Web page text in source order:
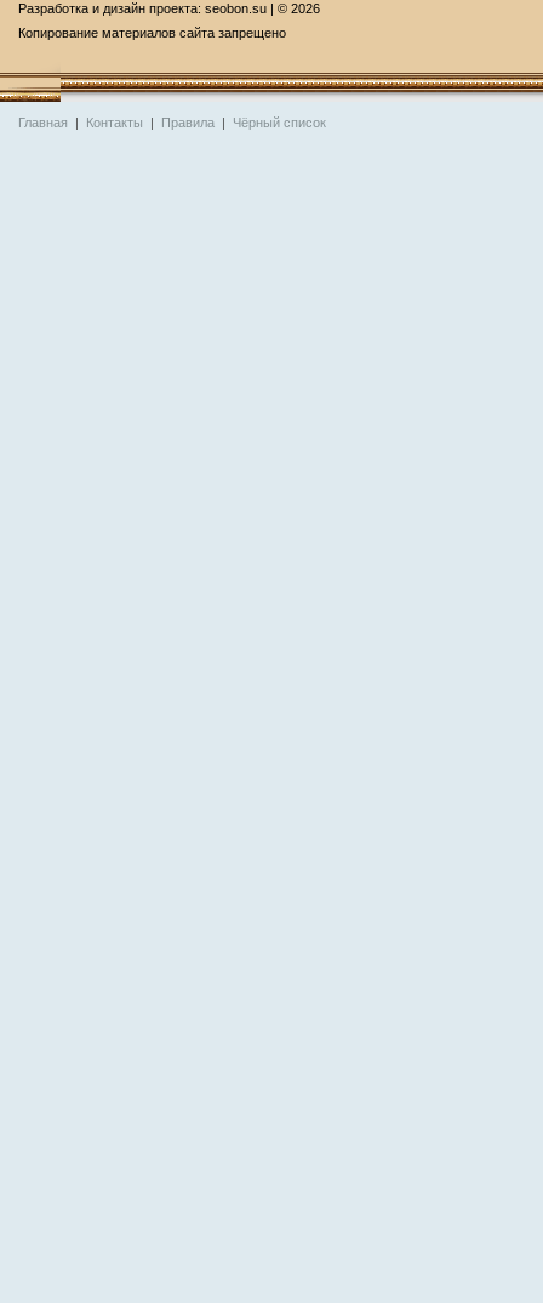
Разработка и дизайн проекта: seobon.su | © 2026
Копирование материалов сайта запрещено
Главная | Контакты | Правила | Чёрный список